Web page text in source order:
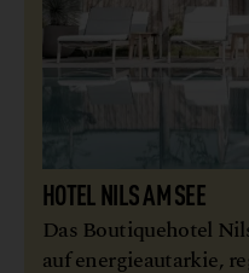
HOTEL NILS AM SEE
Das Boutiquehotel
auf energieautarkie,